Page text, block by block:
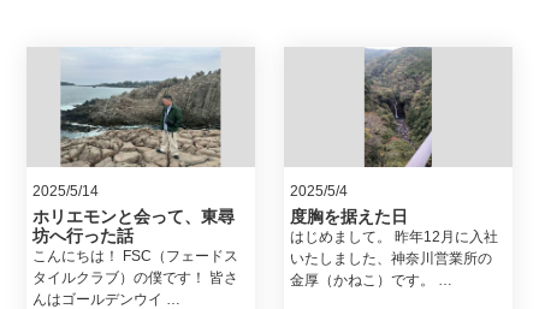
2025/5/14
ホリエモンと会って、東尋
坊へ行った話
こんにちは！ FSC（フェードス
タイルクラブ）の僕です！ 皆さ
んはゴールデンウイ …
2025/5/4
度胸を据えた日
はじめまして。 昨年12月に入社
いたしました、神奈川営業所の
金厚（かねこ）です。 …